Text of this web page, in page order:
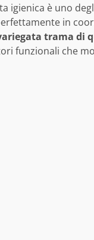
igienica è uno
in
trama di
funzionali che